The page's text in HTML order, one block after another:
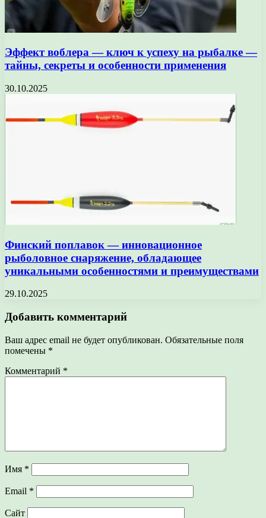
Эффект воблера — ключ к успеху на рыбалке —
тайны, секреты и особенности применения
30.10.2025
Финский поплавок — инновационное
рыболовное снаряжение, обладающее
уникальными особенностями и преимуществами
29.10.2025
Добавить комментарий
Ваш адрес email не будет опубликован. Обязательные поля
помечены *
Комментарий *
Имя *
Email *
Сайт